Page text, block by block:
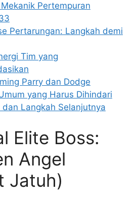
Pertempuran
Pertarungan: Langkah demi
Tim yang
Parry dan Dodge
yang Harus Dihindari
dan Langkah Selanjutnya
Elite Boss:
Angel
Jatuh)